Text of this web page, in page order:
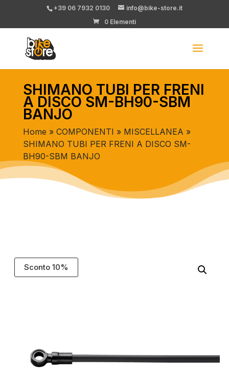
+39 06 7932 0130
info@bike-store.it
0 Elementi
SHIMANO TUBI PER FRENI
A DISCO SM-BH90-SBM
BANJO
Home » COMPONENTI » MISCELLANEA »
SHIMANO TUBI PER FRENI A DISCO SM-
BH90-SBM BANJO
Sconto 10%